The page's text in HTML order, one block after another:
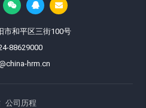
市和平区三街100号
88629000
hrm.cn
公司历程